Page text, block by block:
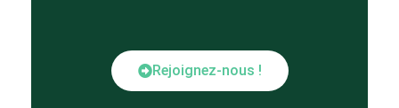
Rejoignez-nous !